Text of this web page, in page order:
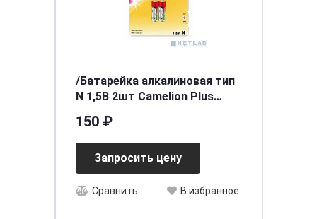
/Батарейка алкалиновая тип
N 1,5В 2шт Camelion Plus
150 ₽
Запросить цену
Сравнить В избранное